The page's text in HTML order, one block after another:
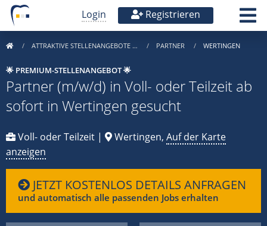
Login Registrieren
ATTRAKTIVE STELLENANGEBOTE … PARTNER WERTINGEN
🌟 PREMIUM-STELLENANGEBOT 🌟
Partner (m/w/d) in Voll- oder Teilzeit ab
sofort in Wertingen gesucht
Voll- oder Teilzeit | Wertingen, Auf der Karte
anzeigen
JETZT KOSTENLOS DETAILS ANFRAGEN
und automatisch alle passenden Jobs erhalten